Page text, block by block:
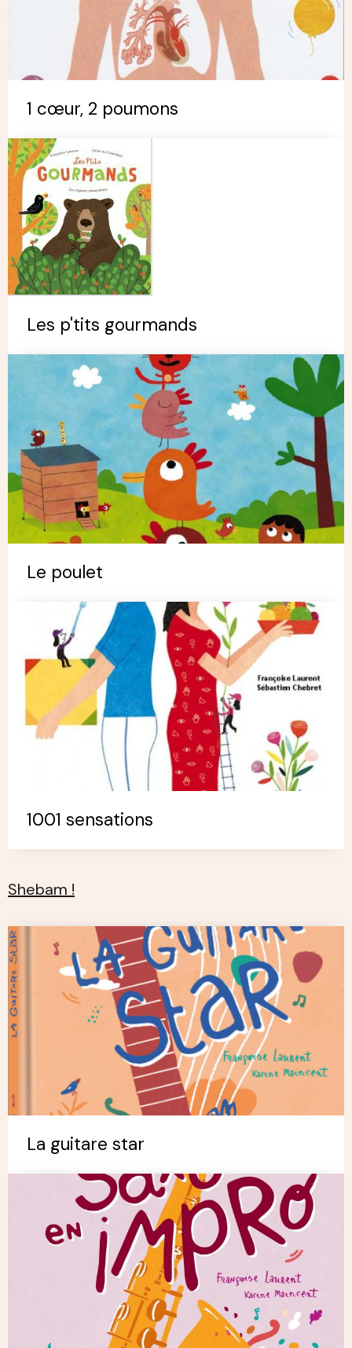
1 cœur, 2 poumons
Les p'tits gourmands
Le poulet
1001 sensations
Shebam !
La guitare star